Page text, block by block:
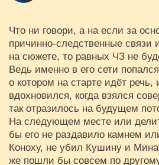
Что ни говори, а на если за
причинно-следственные связи
на сюжете, то равных ЧЗ не
Ведь именно в его сети
о котором на старте идёт речь,
вдохновился, когда взялся
так отразилось на будущем
На следующем месте или
бы его не раздавило камнем
Коноху, не убил Кушину и
же пошли бы совсем по